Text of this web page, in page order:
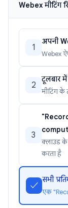
Webex मीटिंग
1
अपनी
Webex
2
टूलबार
मीटिंग के
3
क्लाउड के
करता है
✓
सभी
एक